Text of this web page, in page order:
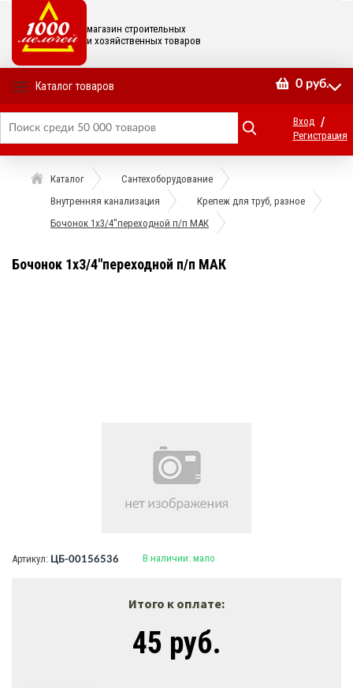
магазин строительных
и хозяйственных товаров
Каталог товаров 0 руб.
Вход /
Регистрация
Каталог
Сантехоборудование
Внутренняя канализация
Крепеж для труб, разное
Бочонок 1х3/4"переходной п/п МАК
Бочонок 1х3/4"переходной п/п МАК
Артикул: ЦБ-00156536 В наличии: мало
Итого к оплате:
45 руб.